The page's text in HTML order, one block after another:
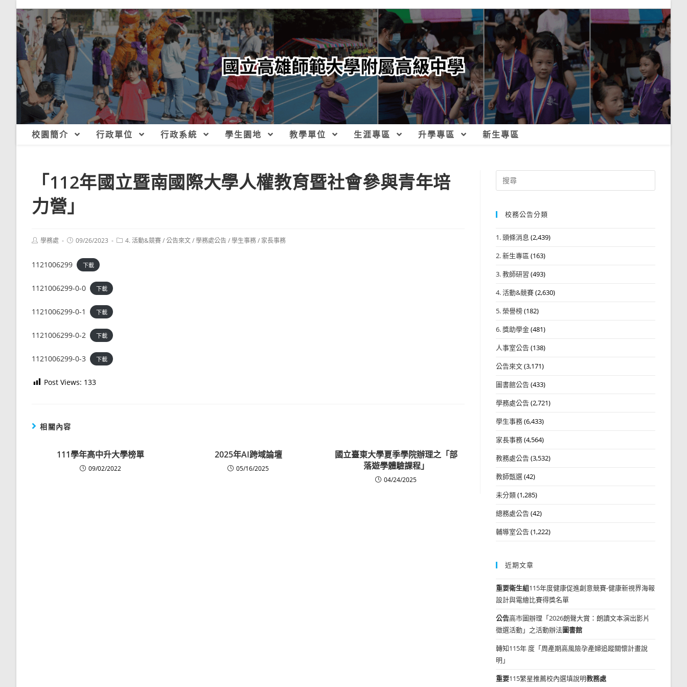
校園簡介 行政單位 行政系統 學生園地 教學單位 生涯專區 升學專區 新生專區
「112年國立暨南國際大學人權教育暨社會參與青年培
力營」
Post學務處
Post09/26/2023
Post4. 活動&競賽/公告來文/學務處公告/學生事務/ 家長事務
1121006299 下載
1121006299-0-0 下載
1121006299-0-1 下載
1121006299-0-2 下載
1121006299-0-3 下載
Post Views: 133
相關內容
111學年高中升大學榜單
09/02/2022
2025年AI跨域論壇
05/16/2025
國立臺東大學夏季學院辦理之「部
落遊學體驗課程」
04/24/2025
Search
for:
校務公告分類
1. 頭條消息 (2,439)
2. 新生專區 (163)
3. 教師研習 (493)
4. 活動&競賽(2,630)
5. 榮譽榜(182)
6. 獎助學金(481)
人事室公告(138)
公告來文(3,171)
圖書館公告(433)
學務處公告(2,721)
學生事務(6,433)
家長事務(4,564)
教務處公告(3,532)
教師甄選(42)
未分類(1,285)
總務處公告(42)
輔導室公告(1,222)
近期文章
重要衛生組115年度健康促進創意競賽-健康新視界海報
設計與電繪比賽得獎名單
公告高市圖辦理「2026朗聲大賞：朗讀文本演出影片
徵選活動」之活動辦法圖書館
轉知115年 度「周產期高風險孕產婦追蹤關懷計畫說
明」
重要115繁星推薦校內選填說明教務處